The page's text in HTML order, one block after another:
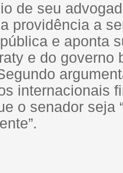
de seu
providência a
e aponta
e do governo
internacionais
o senador seja